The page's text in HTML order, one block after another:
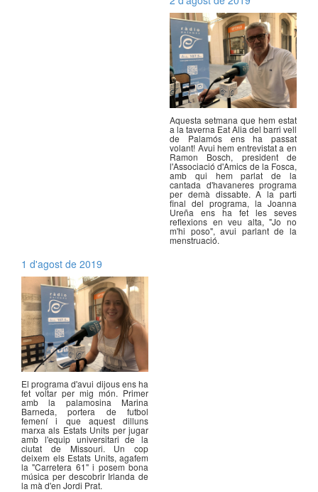
Aquesta setmana que hem estat
a la taverna Eat Alia del barri vell
de Palamós ens ha passat
volant! Avui hem entrevistat a en
Ramon Bosch, president de
l'Associació d'Amics de la Fosca,
amb qui hem parlat de la
cantada d'havaneres programa
per demà dissabte. A la parti
final del programa, la Joanna
Ureña ens ha fet les seves
reflexions en veu alta, "Jo no
m'hi poso", avui parlant de la
menstruació.
1 d'agost de 2019
El programa d'avui dijous ens ha
fet voltar per mig món. Primer
amb la palamosina Marina
Barneda, portera de futbol
femení i que aquest dilluns
marxa als Estats Units per jugar
amb l'equip universitari de la
ciutat de Missouri. Un cop
deixem els Estats Units, agafem
la "Carretera 61" i posem bona
música per descobrir Irlanda de
la mà d'en Jordi Prat.